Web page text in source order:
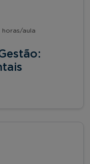
horas/aula